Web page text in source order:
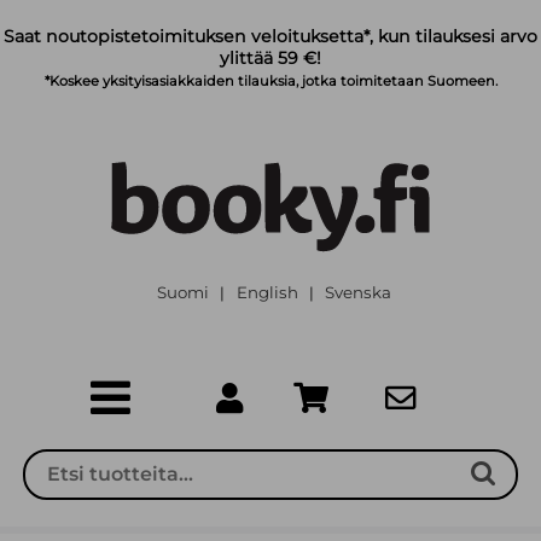
Saat noutopistetoimituksen veloituksetta*, kun tilauksesi arvo
ylittää 59 €!
*Koskee yksityisasiakkaiden tilauksia, jotka toimitetaan Suomeen.
Suomi | English | Svenska